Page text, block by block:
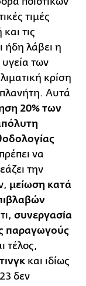
τιμές
τις
ήδη λάβει η
των
κρίση
Αυτά
20% των
να
την
μείωση κατά
συνεργασία
παραγωγούς
τέλος,
και ιδίως
δεν